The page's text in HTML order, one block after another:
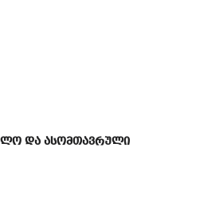
და ასომთავრული